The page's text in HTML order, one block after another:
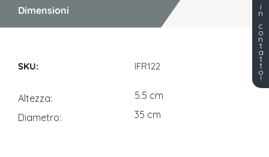
Dimensioni
IFR122
Altezza
5.5 cm
Diametro
35 cm
i
n
c
o
n
t
a
t
t
o
!